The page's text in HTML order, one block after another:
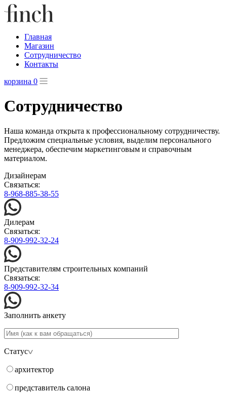
Главная
Магазин
Сотрудничество
Контакты
корзина 0
Сотрудничество
Наша команда открыта к профессиональному сотрудничеству.
Предложим специальные условия, выделим персонального
менеджера, обеспечим маркетинговым и справочным
материалом.
Дизайнерам
Связаться:
8-968-885-38-55
Дилерам
Связаться:
8-909-992-32-24
Представителям строительных компаний
Связаться:
8-909-992-32-34
Заполнить анкету
Статус
архитектор
представитель салона